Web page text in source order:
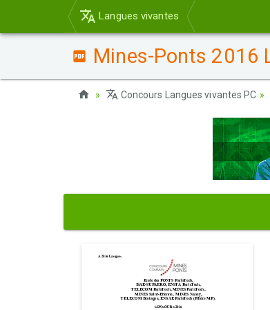
Langues vivantes
Mines-Ponts 2016
Concours Langues vivantes PC